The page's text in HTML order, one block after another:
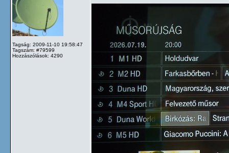
Tagság: 2009-11-10 19:58:47
Tagszám: #79599
Hozzászólások: 4290